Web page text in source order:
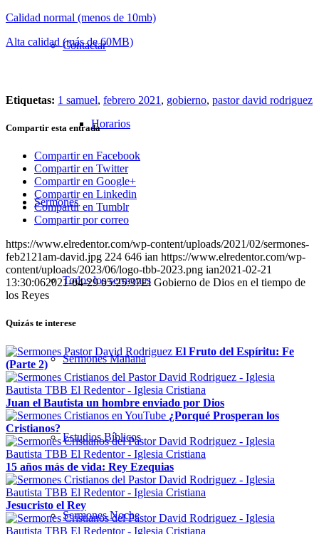
Contactar
Horarios
Sermones
Todos los sermones
Sermones Mañana
Estudios Bíblicos
Sermones Noche
Calidad normal (menos de 10mb)
Alta calidad (más de 60MB)
Etiquetas: 1 samuel, febrero 2021 , gobierno, pastor david rodriguez
Compartir esta entrada
Compartir en Facebook
Compartir en Twitter
Compartir en Google+
Compartir en Linkedin
Compartir en Tumblr
Compartir por correo
https://www.elredentor.com/wp-content/uploads/2021/02/sermones-
feb2121am-david.jpg 224 646 ian https://www.elredentor.com/wp-
content/uploads/2023/06/logo-tbb-2023.png ian2021-02-21
13:30:062021-04-29 05:25:37El Gobierno de Dios en el tiempo de
los Reyes
Quizás te interese
El Fruto del Espíritu: Fe
(Parte 2)
Juan el Bautista un hombre enviado por Dios
¿Porqué Prosperan los
Cristianos?
15 años más de vida: Rey Ezequias
Jesucristo el Rey